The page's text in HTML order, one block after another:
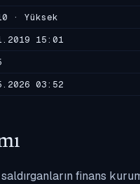
· Yüksek
15:01
03:52
finans